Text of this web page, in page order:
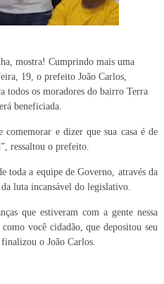
mostra! Cumprindo mais uma
19, o prefeito João Carlos,
todos os moradores do bairro Terra
beneficiada.
e dizer que sua casa é de
ressaltou o prefeito.
toda a equipe de Governo, através da
luta incansável do legislativo.
que estiveram com a gente nessa
você cidadão, que depositou seu
o João Carlos.